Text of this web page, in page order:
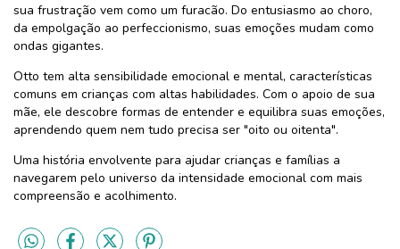
sua frustração vem como um furacão. Do entusiasmo ao choro,
da empolgação ao perfeccionismo, suas emoções mudam como
ondas gigantes.
Otto tem alta sensibilidade emocional e mental, características
comuns em crianças com altas habilidades. Com o apoio de sua
mãe, ele descobre formas de entender e equilibra suas emoções,
aprendendo quem nem tudo precisa ser "oito ou oitenta".
Uma história envolvente para ajudar crianças e famílias a
navegarem pelo universo da intensidade emocional com mais
compreensão e acolhimento.